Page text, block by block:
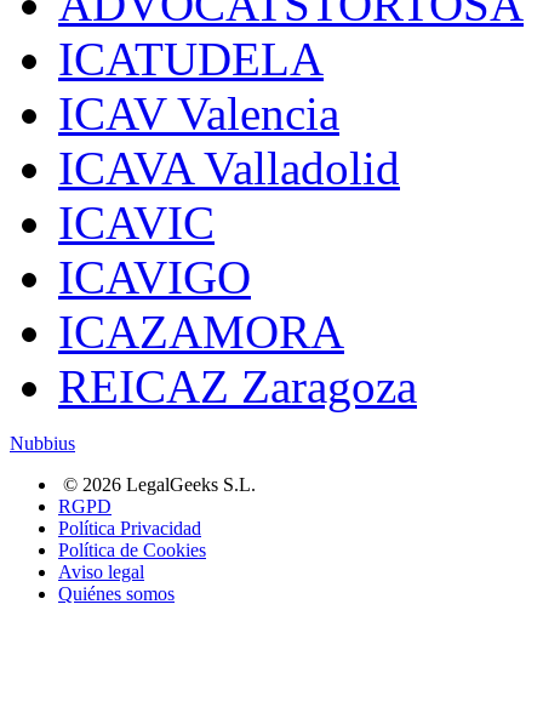
ICATUDELA
ICAV Valencia
ICAVA Valladolid
ICAVIC
ICAVIGO
ICAZAMORA
REICAZ Zaragoza
Nubbius
© 2026 LegalGeeks S.L.
RGPD
Política Privacidad
Política de Cookies
Aviso legal
Quiénes somos